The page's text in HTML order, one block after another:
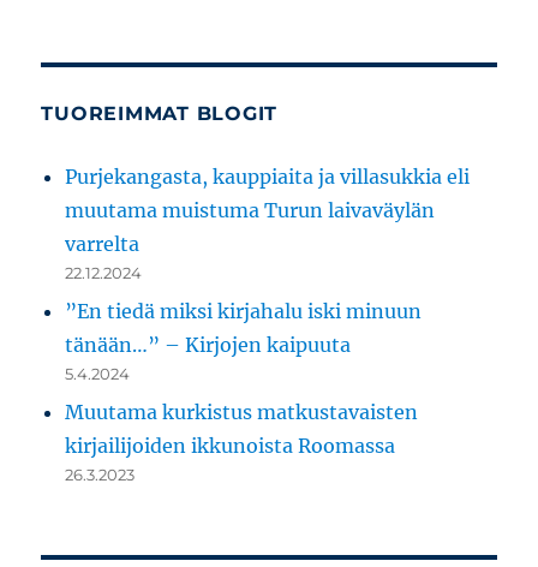
TUOREIMMAT BLOGIT
Purjekangasta, kauppiaita ja villasukkia eli
muutama muistuma Turun laivaväylän
varrelta
22.12.2024
”En tiedä miksi kirjahalu iski minuun
tänään…” – Kirjojen kaipuuta
5.4.2024
Muutama kurkistus matkustavaisten
kirjailijoiden ikkunoista Roomassa
26.3.2023